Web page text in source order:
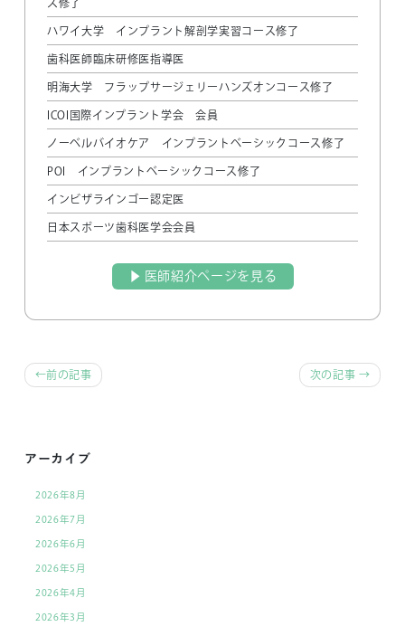
ス修了
ハワイ大学 インプラント解剖学実習コース修了
歯科医師臨床研修医指導医
明海大学 フラップサージェリーハンズオンコース修了
ICOI国際インプラント学会 会員
ノーベルバイオケア インプラントベーシックコース修了
POI インプラントベーシックコース修了
インビザラインゴー認定医
日本スポーツ歯科医学会会員
▶︎ 医師紹介ページを見る
前
記
事
へ
の
リ
ン
ク
前の記事 次の記事
アーカイブ
2026年8月
2026年7月
2026年6月
2026年5月
2026年4月
2026年3月